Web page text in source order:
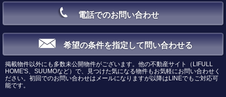
電話でのお問い合わせ
希望の条件を指定して問い合わせる
掲載物件以外にも多数未公開物件がございます。他の不動産サイト（LIFULL
HOME'S、SUUMOなど）で、見つけた気になる物件もお気軽にお問い合わせく
ださい。初回でのお問い合わせはメールになりますが以降はLINEでもご対応可
能です。